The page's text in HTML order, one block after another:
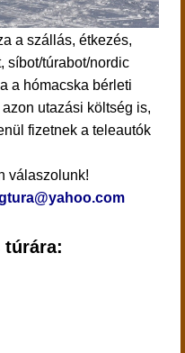
a szállás, étkezés,
síbot/túrabot/nordic
a hómacska bérleti
utazási költség is,
fizetnek a teleautók
válaszolunk!
túrára: